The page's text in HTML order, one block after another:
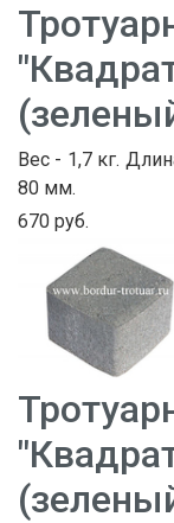
Вес - 1,7 кг.
80 мм.
670 руб.